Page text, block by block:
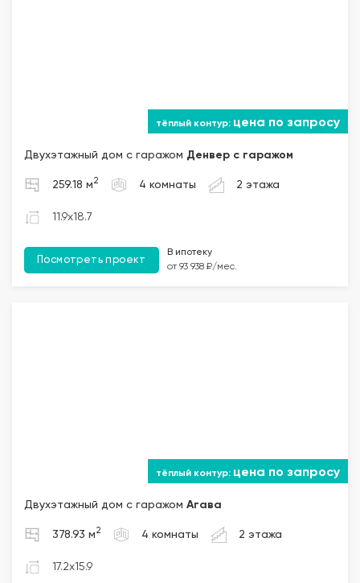
цена по запросу
Двухэтажный дом с гаражом Денвер с гаражом
259.18 м 2 4 комнаты 2 этажа
11.9x18.7
Посмотреть проект
В ипотеку
от 93 938 ₽/мес.
цена по запросу
Двухэтажный дом с гаражом Агава
378.93 м 2 4 комнаты 2 этажа
17.2x15.9